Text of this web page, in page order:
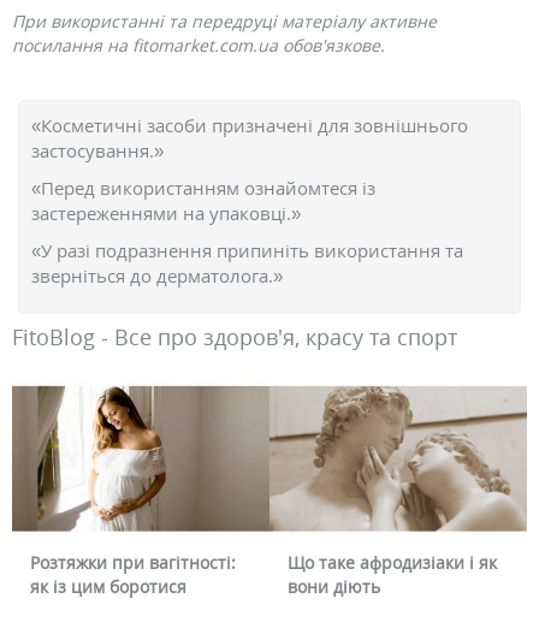
При використанні та передруці матеріалу активне
посилання на fitomarket.com.ua обов'язкове.
«Косметичні засоби призначені для зовнішнього
застосування.»
«Перед використанням ознайомтеся із
застереженнями на упаковці.»
«У разі подразнення припиніть використання та
зверніться до дерматолога.»
FitoBlog - Все про здоров'я, красу та спорт
Розтяжки при вагітності:
як із цим боротися
Що таке афродизіаки і як
вони діють